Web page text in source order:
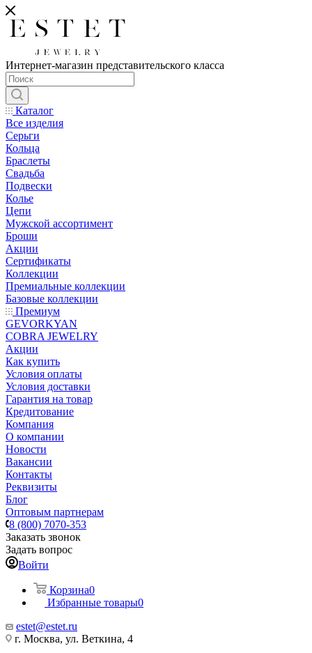
Интернет-магазин представительского класса
Каталог
Все изделия
Серьги
Кольца
Браслеты
Свадьба
Подвески
Колье
Цепи
Мужской ассортимент
Броши
Акции
Сертификаты
Коллекции
Премиальные коллекции
Базовые коллекции
Премиум
GEVORKYAN
COBRA JEWELRY
Акции
Как купить
Условия оплаты
Условия доставки
Гарантия на товар
Кредитование
Компания
О компании
Новости
Вакансии
Контакты
Реквизиты
Блог
Оптовым партнерам
8 (800) 7070-353
Заказать звонок
Задать вопрос
Войти
Корзина0
Избранные товары0
estet@estet.ru
г. Москва, ул. Веткина, 4